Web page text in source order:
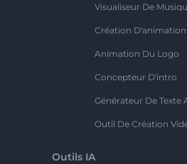
Visualiseur De
Création D'animation
Animation Du Logo
Concepteur D'intro
Générateur De Texte
Outil De Création
Outils IA